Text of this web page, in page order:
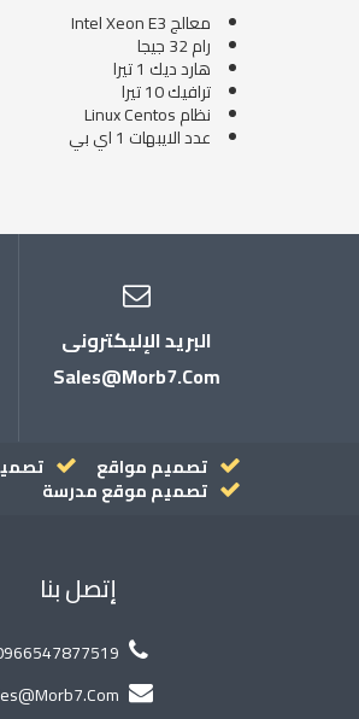
معالج Intel Xeon E3
رام 32 جيجا
هارد ديك 1 تيرا
ترافيك 10 تيرا
نظام Linux Centos
عدد الايبهات 1 اي بي
البريد الإليكترونى
Sales@morb7.com
تصميم مواقع
تصميم موقع مدرسة
إتصل بنا